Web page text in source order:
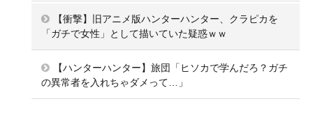
【衝撃】旧アニメ版ハンターハンター、クラピカを
「ガチで女性」として描いていた疑惑ｗｗ
【ハンターハンター】旅団「ヒソカで学んだろ？ガチ
の異常者を入れちゃダメって…」